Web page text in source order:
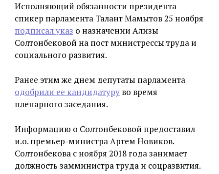
Исполняющий обязанности президента
спикер парламента Талант Мамытов 25 ноября
подписал указ о назначении Ализы
Солтонбековой на пост министрессы труда и
социального развития.
Ранее этим же днем депутаты парламента
одобрили ее кандидатуру во время
пленарного заседания.
Информацию о Солтонбековой предоставил
и.о. премьер-министра Артем Новиков.
Солтонбекова с ноября 2018 года занимает
должность замминистра труда и соцразвития.